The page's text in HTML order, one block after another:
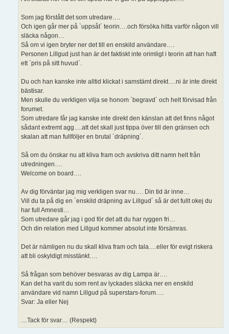
Som jag förstått det som utredare….
Och igen går mer på `uppsåt´ teorin….och försöka hitta varför någon vill
släcka någon…
Så om vi igen bryter ner det till en enskild användare….
Personen Lillgud just han är det faktiskt inte orimligt i teorin att han haft
ett `pris på sitt huvud´.
Du och han kanske inte alltid klickat i samstämt direkt….ni är inte direkt
bästisar.
Men skulle du verkligen vilja se honom `begravd´ och helt förvisad från
forumet.
Som utredare får jag kanske inte direkt den känslan att det finns något
sådant extremt agg….att det skall just tippa över till den gränsen och
skalan att man fullföljer en brutal `dräpning´.
Så om du önskar nu att kliva fram och avskriva ditt namn helt från
utredningen….
Welcome on board….
Av dig förväntar jag mig verkligen svar nu…. Din tid är inne…
Vill du ta på dig en `enskild dräpning av Lillgud´ så är det fullt okej du
har full Amnesti…
Som utredare går jag i god för det att du har ryggen fri…
Och din relation med Lillgud kommer absolut inte försämras.
Det är nämligen nu du skall kliva fram och tala….eller för evigt riskera
att bli oskyldigt misstänkt….
Så frågan som behöver besvaras av dig Lampa är….
Kan det ha varit du som rent av lyckades släcka ner en enskild
användare vid namn Lillgud på superstars-forum….
Svar: Ja eller Nej
…Tack för svar… (Respekt)